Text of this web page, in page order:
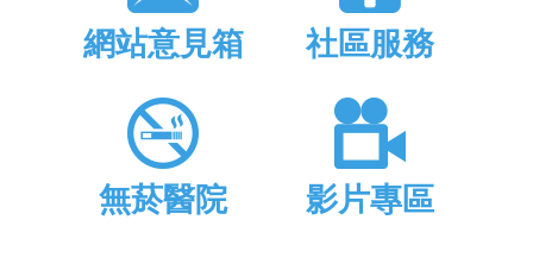
網站意見箱 社區服務
無菸醫院 影片專區